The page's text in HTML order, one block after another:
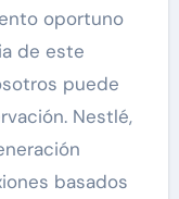
oportuno
de este
puede
Nestlé,
basados